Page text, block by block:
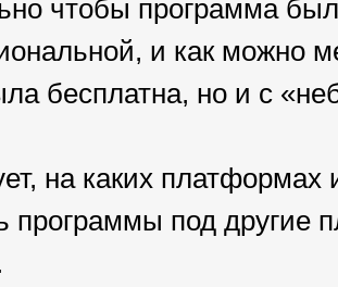
чтобы программа
и как можно
бесплатна, но и с
на каких платформах
программы под другие